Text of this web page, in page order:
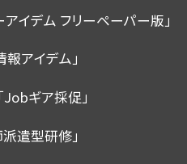
イデム フリーペーパー版」
アイデム」
ギア採促」
遣型研修」